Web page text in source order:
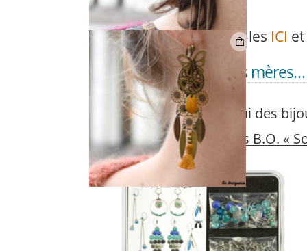
Retrouvez-les ICI et
Bientôt la fête des mères…
Bijoux de saison
… offrez-lui des
Les coffrets B.O. «